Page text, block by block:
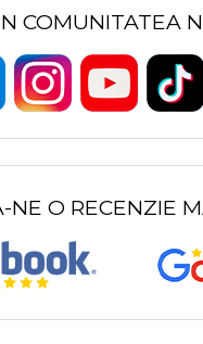
COMUNITATEA
NE O RECENZIE